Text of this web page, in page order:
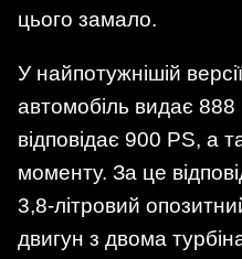
цього замало.
У найпотужнішій
автомобіль видає
відповідає 900 PS, а
моменту. За це
3,8-літровий
двигун з двома